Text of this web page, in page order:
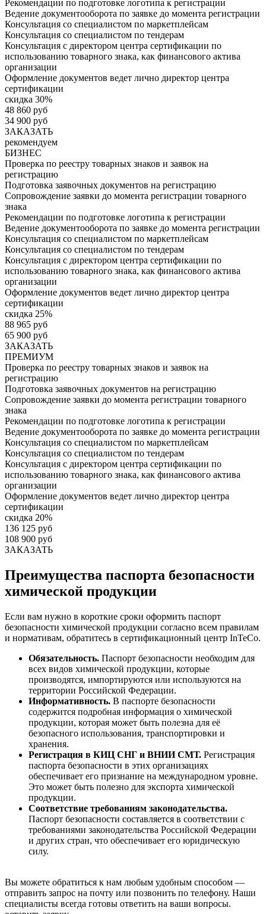
Рекомендации по подготовке логотипа к регистрации
Ведение документооборота по заявке до момента регистрации
Консультация со специалистом по маркетплейсам
Консультация со специалистом по тендерам
Консультация с директором центра сертификации по
использованию товарного знака, как финансового актива
организации
Оформление документов ведет лично директор центра
сертификации
скидка 30%
48 860 руб
34 900 руб
ЗАКАЗАТЬ
рекомендуем
БИЗНЕС
Проверка по реестру товарных знаков и заявок на
регистрацию
Подготовка заявочных документов на регистрацию
Сопровождение заявки до момента регистрации товарного
знака
Рекомендации по подготовке логотипа к регистрации
Ведение документооборота по заявке до момента регистрации
Консультация со специалистом по маркетплейсам
Консультация со специалистом по тендерам
Консультация с директором центра сертификации по
использованию товарного знака, как финансового актива
организации
Оформление документов ведет лично директор центра
сертификации
скидка 25%
88 965 руб
65 900 руб
ЗАКАЗАТЬ
ПРЕМИУМ
Проверка по реестру товарных знаков и заявок на
регистрацию
Подготовка заявочных документов на регистрацию
Сопровождение заявки до момента регистрации товарного
знака
Рекомендации по подготовке логотипа к регистрации
Ведение документооборота по заявке до момента регистрации
Консультация со специалистом по маркетплейсам
Консультация со специалистом по тендерам
Консультация с директором центра сертификации по
использованию товарного знака, как финансового актива
организации
Оформление документов ведет лично директор центра
сертификации
скидка 20%
136 125 руб
108 900 руб
ЗАКАЗАТЬ
Преимущества паспорта безопасности
химической продукции
Если вам нужно в короткие сроки оформить паспорт
безопасности химической продукции согласно всем правилам
и нормативам, обратитесь в сертификационный центр InTeCo.
Обязательность. Паспорт безопасности необходим для
всех видов химической продукции, которые
производятся, импортируются или используются на
территории Российской Федерации.
Информативность. В паспорте безопасности
содержится подробная информация о химической
продукции, которая может быть полезна для её
безопасного использования, транспортировки и
хранения.
Регистрация в КИЦ СНГ и ВНИИ СМТ. Регистрация
паспорта безопасности в этих организациях
обеспечивает его признание на международном уровне.
Это может быть полезно для экспорта химической
продукции.
Соответствие требованиям законодательства.
Паспорт безопасности составляется в соответствии с
требованиями законодательства Российской Федерации
и других стран, что обеспечивает его юридическую
силу.
Вы можете обратиться к нам любым удобным способом —
отправить запрос на почту или позвонить по телефону. Наши
специалисты всегда готовы ответить на ваши вопросы.